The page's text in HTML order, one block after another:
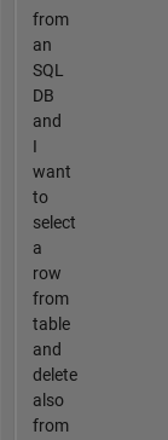
from
an
SQL
DB
and
I
want
to
select
a
row
from
table
and
delete
also
from